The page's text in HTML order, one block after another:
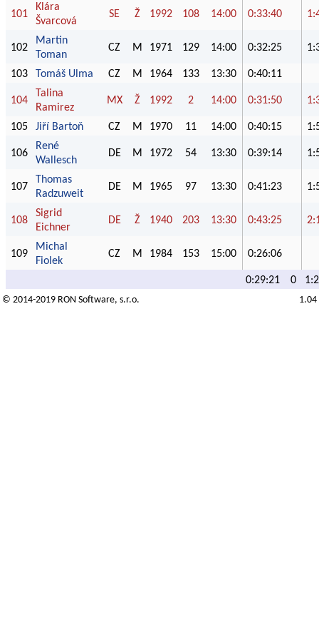
101
Klára
Švarcová
SE Ž 1992 108 14:00 0:33:40
102
Martin
Toman
CZ M 1971 129 14:00 0:32:25
103 Tomáš Ulma CZ M 1964 133 13:30 0:40:11
104
Talina
Ramirez
MX Ž 1992 2 14:00 0:31:50
105 Jiří Bartoň CZ M 1970 11 14:00 0:40:15
106
René
Wallesch
DE M 1972 54 13:30 0:39:14
107
Thomas
Radzuweit
DE M 1965 97 13:30 0:41:23
108
Sigrid
Eichner
DE Ž 1940 203 13:30 0:43:25
109
Michal
Fiolek
CZ M 1984 153 15:00 0:26:06
0:29:21 0
© 2014-2019 RON Software, s.r.o. 1.04